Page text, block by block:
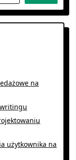
na
użytkownika na